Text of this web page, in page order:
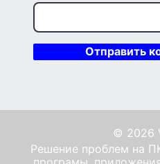
© 2026
Решение проблем на